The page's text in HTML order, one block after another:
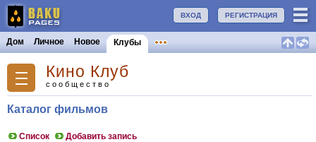
РЕГИСТРАЦИЯ
ВХОД
Дом Личное Новое Клубы
Кино Клуб
сообщество
Каталог фильмов
Список Добавить запись